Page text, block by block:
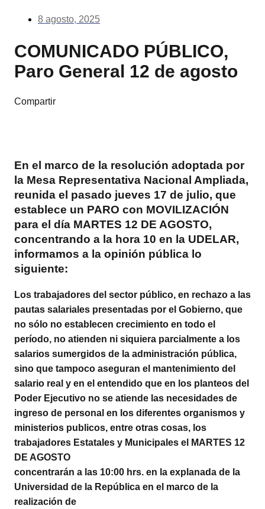
8 agosto, 2025
COMUNICADO PÚBLICO,
Paro General 12 de agosto
Compartir
En el marco de la resolución adoptada por
la Mesa Representativa Nacional Ampliada,
reunida el pasado jueves 17 de julio, que
establece un PARO con MOVILIZACIÓN
para el día MARTES 12 DE AGOSTO,
concentrando a la hora 10 en la UDELAR,
informamos a la opinión pública lo
siguiente:
Los trabajadores del sector público, en rechazo a las
pautas salariales presentadas por el Gobierno, que
no sólo no establecen crecimiento en todo el
período, no atienden ni siquiera parcialmente a los
salarios sumergidos de la administración pública,
sino que tampoco aseguran el mantenimiento del
salario real y en el entendido que en los planteos del
Poder Ejecutivo no se atiende las necesidades de
ingreso de personal en los diferentes organismos y
ministerios publicos, entre otras cosas, los
trabajadores Estatales y Municipales el
MARTES 12
DE AGOSTO
concentrarán a las 10:00 hrs. en la explanada de la
Universidad de la República en el marco de la
realización de